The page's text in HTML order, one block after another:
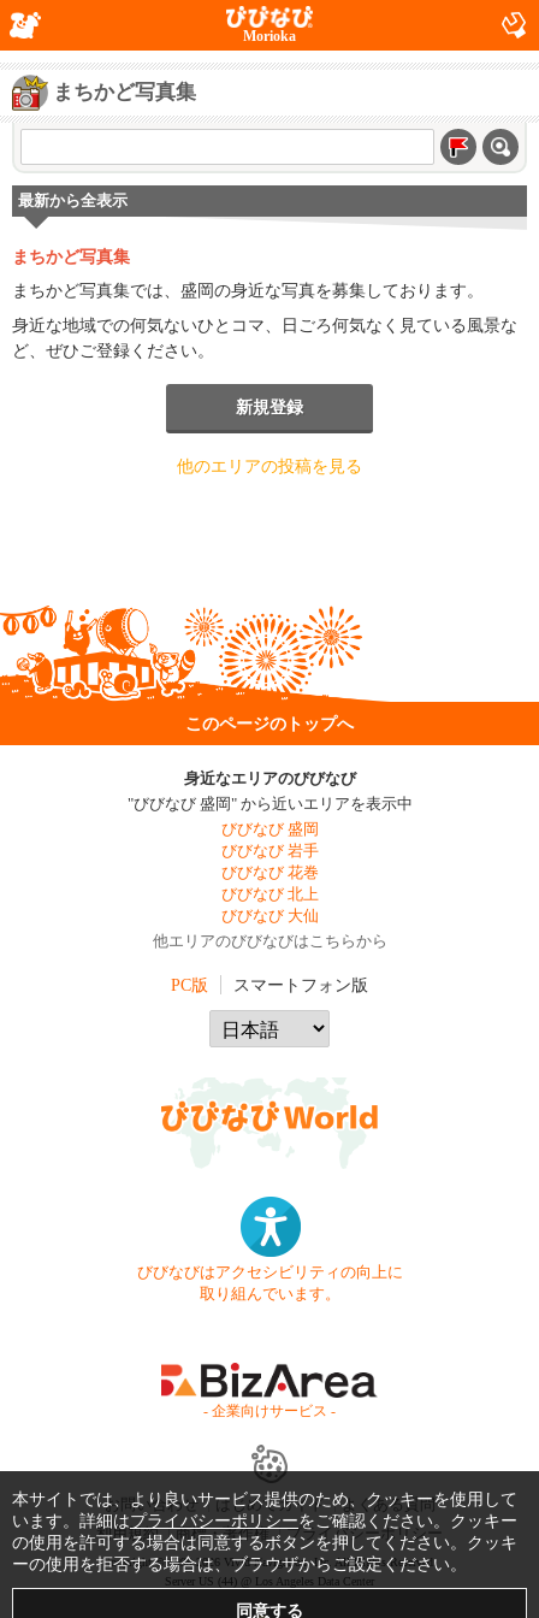
Morioka
まちかど写真集
最新から全表示
まちかど写真集
まちかど写真集では、盛岡の身近な写真を募集しております。
身近な地域での何気ないひとコマ、日ごろ何気なく見ている風景な
ど、ぜひご登録ください。
新規登録
他のエリアの投稿を見る
このページのトップへ
身近なエリアのびびなび
"びびなび 盛岡" から近いエリアを表示中
びびなび 盛岡
びびなび 岩手
びびなび 花巻
びびなび 北上
びびなび 大仙
他エリアのびびなびはこちらから
PC版 スマートフォン版
びびなびはアクセシビリティの向上に
取り組んでいます。
- 企業向けサービス -
お問い合わせ はじめてガイド
よくある質問
利用規約
商標・著作権 プライバシーポリシー
Copyright © 1999-2026 Vivid Navigation, Inc. All Rights Reserved.
Server US (44) @ Los Angeles Data Center
本サイトでは、より良いサービス提供のため、クッキーを使用して
います。詳細はプライバシーポリシーをご確認ください。クッキー
の使用を許可する場合は同意するボタンを押してください。クッキ
ーの使用を拒否する場合は、ブラウザからご設定ください。